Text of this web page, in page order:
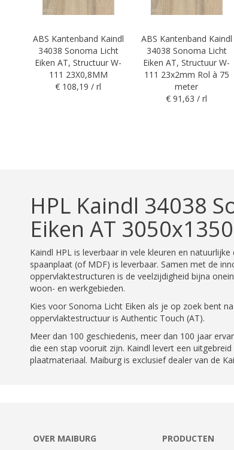
ABS Kantenband Kaindl
34038 Sonoma Licht
Eiken AT, Structuur W-
111 23X0,8MM
€ 108,19 / rl
ABS Kantenband Kaindl
34038 Sonoma Licht
Eiken AT, Structuur W-
111 23x2mm Rol à 75
meter
€ 91,63 / rl
HPL Kaindl 34038
Eiken AT
Kaindl HPL is leverbaar in vele kleuren en
spaanplaat (of MDF) is leverbaar. Samen met de
oppervlaktestructuren is de veelzijdigheid bijna
woon- en werkgebieden.
Kies voor Sonoma Licht Eiken als je op zoek bent
oppervlaktestructuur is Authentic Touch (AT).
Meer dan 100 geschiedenis, meer dan 100 jaar
die een stap vooruit zijn. Kaindl levert een
plaatmateriaal. Maiburg is exclusief dealer van de
OVER MAIBURG
PRODUCTEN